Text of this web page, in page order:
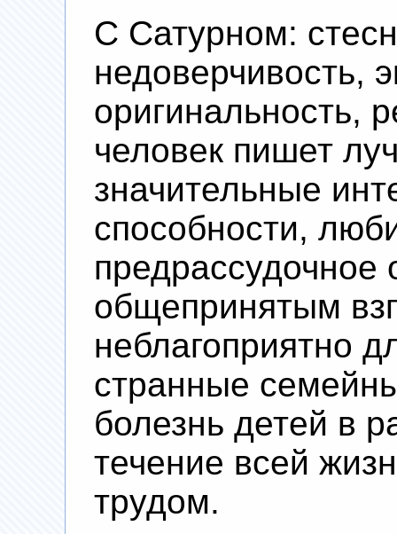
С Сатурном:
недоверчивость,
оригинальность,
человек пишет
значительные
способности,
предрассудочное
общепринятым
неблагоприятно
странные
болезнь детей в
течение всей
трудом.